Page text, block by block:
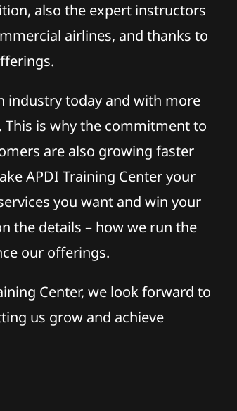
also the expert instructors
airlines, and thanks to
industry today and with more
is why the commitment to
are also growing faster
APDI Training Center your
you want and win your
the details – how we run the
our offerings.
Center, we look forward to
us grow and achieve